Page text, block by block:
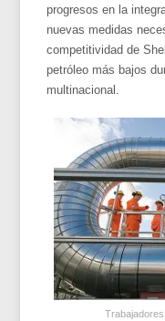
progresos en la
nuevas medidas
competitividad de
petróleo más bajos
multinacional.